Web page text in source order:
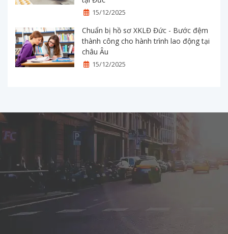
15/12/2025
Chuẩn bị hồ sơ XKLĐ Đức - Bước đệm
thành công cho hành trình lao động tại
châu Âu
15/12/2025